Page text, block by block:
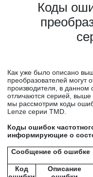
Коды
Как уже было описано
преобразователей могут
производителя, в данном
отличаются серией,
мы рассмотрим коды
Lenze серии TMD.
Коды ошибок
информирующие о
Сообщение об ошибке
Код
Описание